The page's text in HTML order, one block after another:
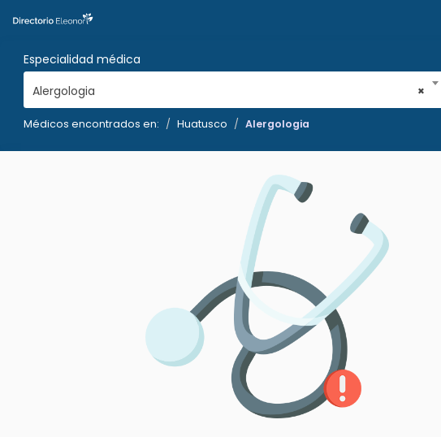
Especialidad médica
×
Alergologia
Médicos encontrados en: Huatusco Alergologia